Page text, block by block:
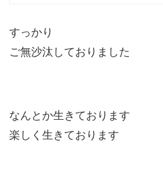
すっかり
ご無沙汰しておりました
なんとか生きております
楽しく生きております